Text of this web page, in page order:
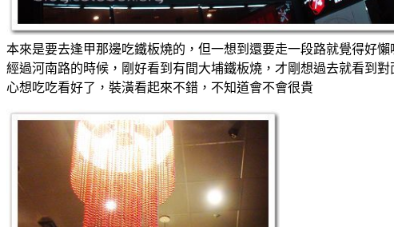
本來是要去逢甲那邊吃鐵板燒的，但一想到還要走一段路就覺得好懶
經過河南路的時候，剛好看到有間大埔鐵板燒，才剛想過去就看到
心想吃吃看好了，裝潢看起來不錯，不知道會不會很貴